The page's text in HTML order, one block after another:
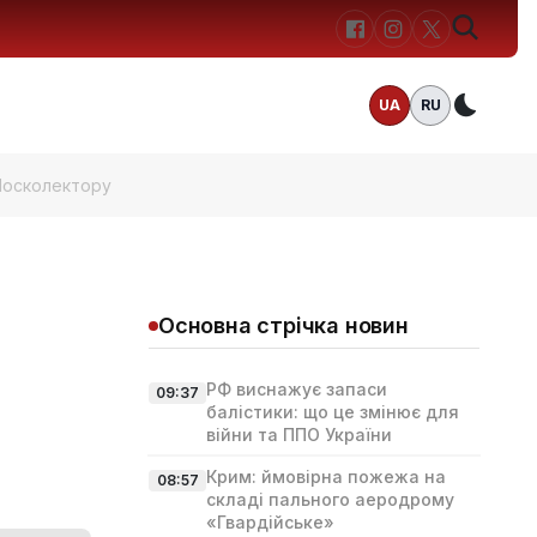
UA RU
Основна стрічка новин
09:37 РФ виснажує запаси
балістики: що це змінює для
війни та ППО України
08:57 Крим: ймовірна пожежа на
складі пального аеродрому
«Гвардійське»